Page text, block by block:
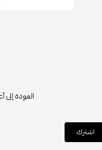
العودة إلى
اشترك